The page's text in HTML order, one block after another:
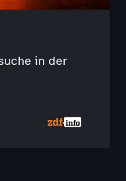
in der